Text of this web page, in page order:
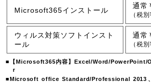
Microsoft365インストール
通常
（税
ウィルス対策ソフトインスト
ール
通常
（税
【Microsoft365内容】Excel/Word/
r
Microsoft office Standard/Professional 2013